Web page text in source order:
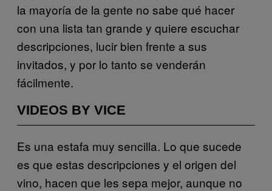
la mayoría de la gente no sabe qué hacer
con una lista tan grande y quiere escuchar
descripciones, lucir bien frente a sus
invitados, y por lo tanto se venderán
fácilmente.
VIDEOS BY VICE
Es una estafa muy sencilla. Lo que sucede
es que estas descripciones y el origen del
vino, hacen que les sepa mejor, aunque no